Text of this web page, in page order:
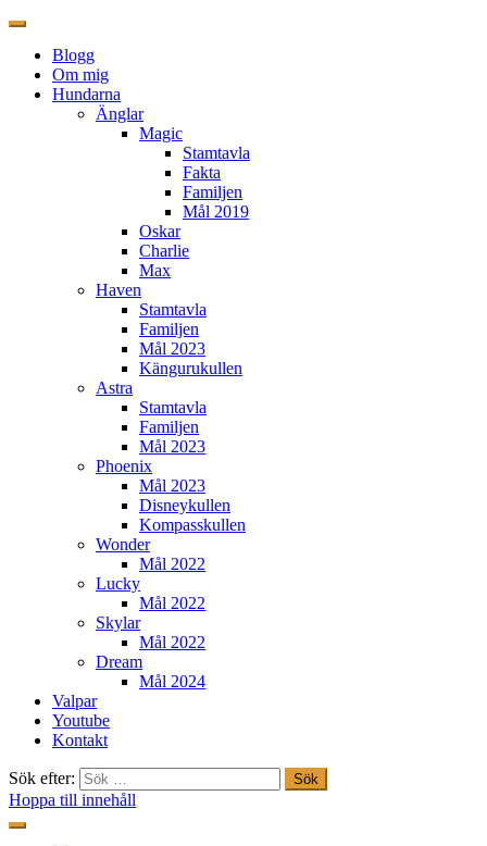
Blogg
Om mig
Hundarna
Änglar
Magic
Stamtavla
Fakta
Familjen
Mål 2019
Oskar
Charlie
Max
Haven
Stamtavla
Familjen
Mål 2023
Kängurukullen
Astra
Stamtavla
Familjen
Mål 2023
Phoenix
Mål 2023
Disneykullen
Kompasskullen
Wonder
Mål 2022
Lucky
Mål 2022
Skylar
Mål 2022
Dream
Mål 2024
Valpar
Youtube
Kontakt
Sök efter:
Hoppa till innehåll